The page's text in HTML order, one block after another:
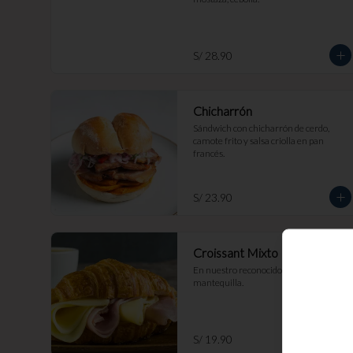
S/ 28.90
Chicharrón
Sándwich con chicharrón de cerdo,
camote frito y salsa criolla en pan
francés.
S/ 23.90
Croissant Mixto
En nuestro reconocido croissant de
mantequilla.
S/ 19.90